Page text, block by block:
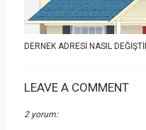
DERNEK ADRESI NASIL
LEAVE A COMMENT
2 yorum: